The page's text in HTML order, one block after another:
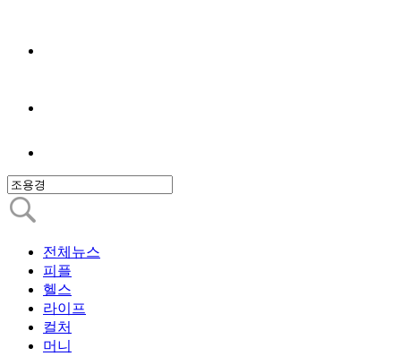
전체뉴스
피플
헬스
라이프
컬처
머니